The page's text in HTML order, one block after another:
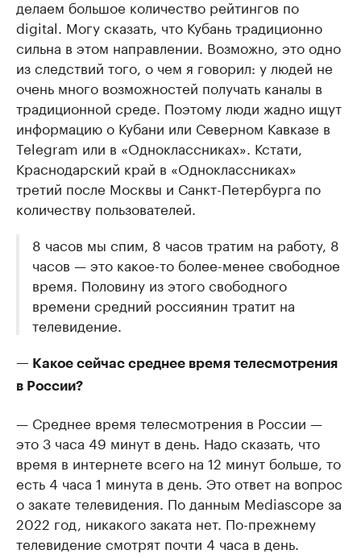
делаем большое количество рейтингов по
digital. Могу сказать, что Кубань традиционно
сильна в этом направлении. Возможно, это одно
из следствий того, о чем я говорил: у людей не
очень много возможностей получать каналы в
традиционной среде. Поэтому люди жадно ищут
информацию о Кубани или Северном Кавказе в
Telegram или в «Одноклассниках». Кстати,
Краснодарский край в «Одноклассниках»
третий после Москвы и Санкт-Петербурга по
количеству пользователей.
8 часов мы спим, 8 часов тратим на работу, 8
часов — это какое-то более-менее свободное
время. Половину из этого свободного
времени средний россиянин тратит на
телевидение.
— Какое сейчас среднее время телесмотрения
в России?
— Среднее время телесмотрения в России —
это 3 часа 49 минут в день. Надо сказать, что
время в интернете всего на 12 минут больше, то
есть 4 часа 1 минута в день. Это ответ на вопрос
о закате телевидения. По данным Mediascope за
2022 год, никакого заката нет. По-прежнему
телевидение смотрят почти 4 часа в день.